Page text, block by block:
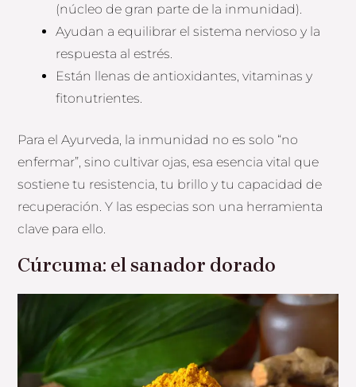
(núcleo de gran parte de la inmunidad).
Ayudan a equilibrar el sistema nervioso y la
respuesta al estrés.
Están llenas de antioxidantes, vitaminas y
fitonutrientes.
Para el Ayurveda, la inmunidad no es solo “no
enfermar”, sino cultivar ojas, esa esencia vital que
sostiene tu resistencia, tu brillo y tu capacidad de
recuperación. Y las especias son una herramienta
clave para ello.
Cúrcuma: el sanador dorado